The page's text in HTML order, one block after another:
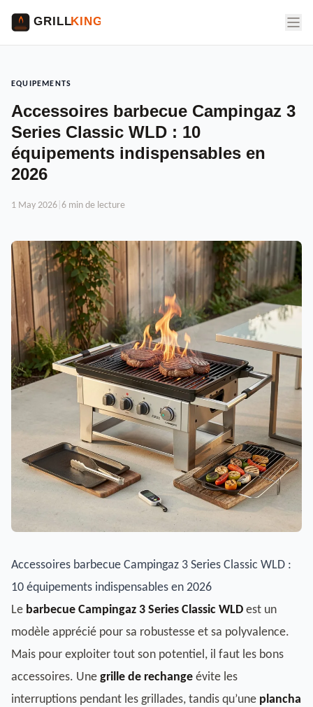
EQUIPEMENTS
Accessoires barbecue Campingaz 3
Series Classic WLD : 10
équipements indispensables en
2026
1 May 2026 6 min de lecture
Accessoires barbecue Campingaz 3 Series Classic WLD :
10 équipements indispensables en 2026
Le barbecue Campingaz 3 Series Classic WLD est un
modèle apprécié pour sa robustesse et sa polyvalence.
Mais pour exploiter tout son potentiel, il faut les bons
accessoires. Une grille de rechange évite les
interruptions pendant les grillades, tandis qu’une plancha